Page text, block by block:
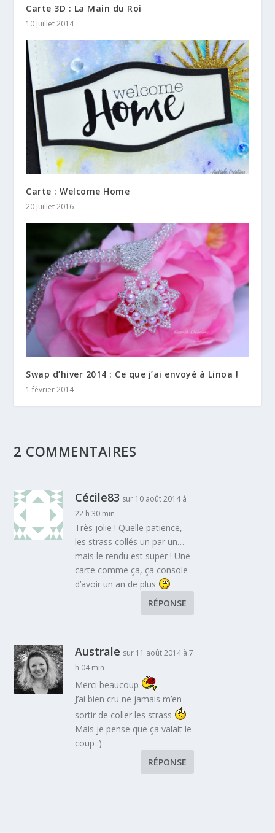
Carte 3D : La Main du Roi
10 juillet 2014
Carte : Welcome Home
20 juillet 2016
Swap d’hiver 2014 : Ce que j’ai envoyé à Linoa !
1 février 2014
2 COMMENTAIRES
Cécile83 sur 10 août 2014 à
22 h 30 min
Très jolie ! Quelle patience,
les strass collés un par un…
mais le rendu est super ! Une
carte comme ça, ça console
d’avoir un an de plus
RÉPONSE
Australe sur 11 août 2014 à 7
h 04 min
Merci beaucoup
J’ai bien cru ne jamais m’en
sortir de coller les strass
Mais je pense que ça valait le
coup :)
RÉPONSE